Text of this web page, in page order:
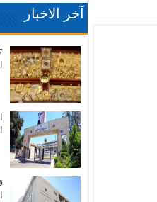
آخر الاخبار